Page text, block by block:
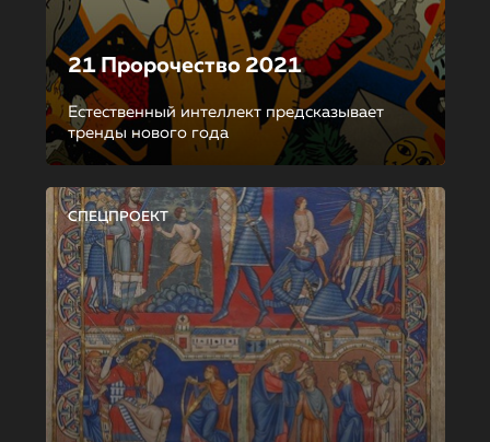
21 Пророчество 2021
Естественный интеллект предсказывает
тренды нового года
СПЕЦПРОЕКТ